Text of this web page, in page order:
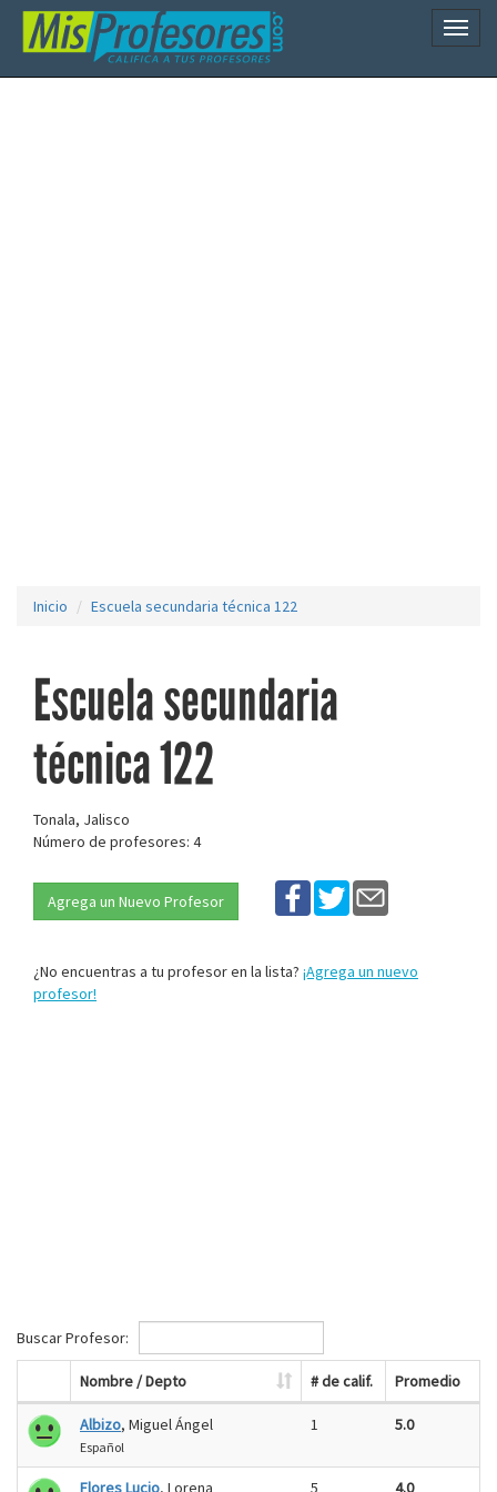
Inicio Escuela secundaria técnica 122
Escuela secundaria
técnica 122
Tonala, Jalisco
Número de profesores: 4
Agrega un Nuevo Profesor
¿No encuentras a tu profesor en la lista? ¡Agrega un nuevo
profesor!
Buscar Profesor:
Nombre / Depto # de calif. Promedio
Albizo, Miguel Ángel
Español
1 5.0
Flores Lucio, Lorena 5 4.0